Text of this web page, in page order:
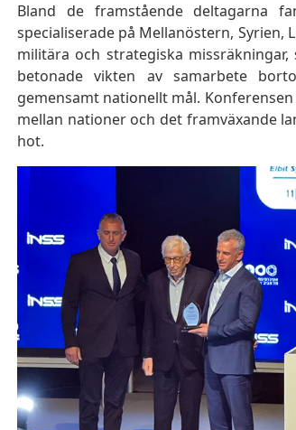
Bland de framstående deltagarna
specialiserade på Mellanöstern, Syrien,
militära och strategiska
betonade vikten av samarbete
gemensamt nationellt mål.
mellan nationer och det framväxande
hot.